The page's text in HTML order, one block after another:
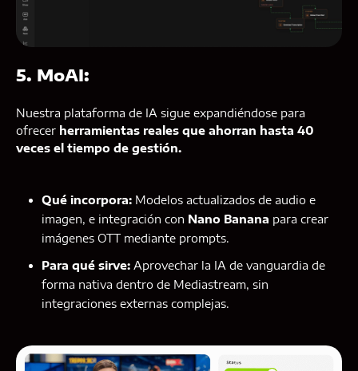
5. MoAI:
Nuestra plataforma de IA sigue expandiéndose para
ofrecer herramientas reales que ahorran hasta 40
veces el tiempo de gestión.
Qué incorpora: Modelos actualizados de audio e
imagen, e integración con Nano Banana para crear
imágenes OTT mediante prompts.
Para qué sirve: Aprovechar la IA de vanguardia de
forma nativa dentro de Mediastream, sin
integraciones externas complejas.